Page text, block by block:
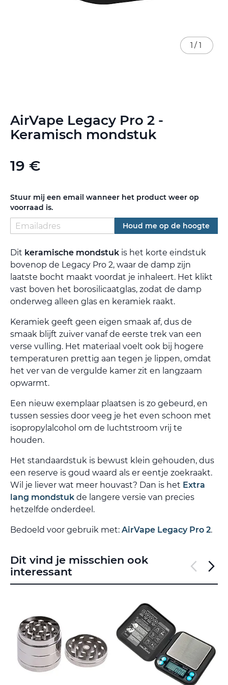
AirVape Legacy Pro 2 -
Keramisch mondstuk
19 €
Stuur mij een email wanneer het product weer op
voorraad is.
Houd me op de hoogte
Dit keramische mondstuk is het korte eindstuk
bovenop de Legacy Pro 2, waar de damp zijn
laatste bocht maakt voordat je inhaleert. Het klikt
vast boven het borosilicaatglas, zodat de damp
onderweg alleen glas en keramiek raakt.
Keramiek geeft geen eigen smaak af, dus de
smaak blijft zuiver vanaf de eerste trek van een
verse vulling. Het materiaal voelt ook bij hogere
temperaturen prettig aan tegen je lippen, omdat
het ver van de vergulde kamer zit en langzaam
opwarmt.
Een nieuw exemplaar plaatsen is zo gebeurd, en
tussen sessies door veeg je het even schoon met
isopropylalcohol om de luchtstroom vrij te
houden.
Het standaardstuk is bewust klein gehouden, dus
een reserve is goud waard als er eentje zoekraakt.
Wil je liever wat meer houvast? Dan is het Extra
lang mondstuk de langere versie van precies
hetzelfde onderdeel.
Bedoeld voor gebruik met: AirVape Legacy Pro 2.
1 / 1
naar
het
begin
de
afbeeldingen-
Dit vind je misschien ook
interessant